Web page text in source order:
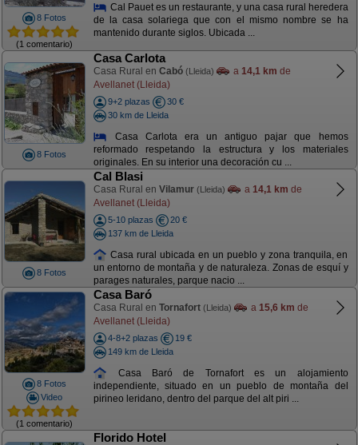
8 Fotos
(1 comentario)
Cal Pauet es un restaurante, y una casa rural heredera
de la casa solariega que con el mismo nombre se ha
mantenido durante siglos. Ubicada ...
8 Fotos
Casa Carlota
Casa Rural en Cabó (Lleida) a 14,1 km de
Avellanet (Lleida)
9+2 plazas
30 €
30 km de Lleida
Casa Carlota era un antiguo pajar que hemos
reformado respetando la estructura y los materiales
originales. En su interior una decoración cu ...
8 Fotos
Cal Blasi
Casa Rural en Vilamur (Lleida) a 14,1 km de
Avellanet (Lleida)
5-10 plazas
20 €
137 km de Lleida
Casa rural ubicada en un pueblo y zona tranquila, en
un entorno de montaña y de naturaleza. Zonas de esquí y
parages naturales, parque nacio ...
8 Fotos
Video
(1 comentario)
Casa Baró
Casa Rural en Tornafort (Lleida) a 15,6 km de
Avellanet (Lleida)
4-8+2 plazas
19 €
149 km de Lleida
Casa Baró de Tornafort es un alojamiento
independiente, situado en un pueblo de montaña del
pirineo leridano, dentro del parque del alt piri ...
Florido Hotel